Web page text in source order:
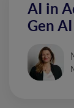
AI in
Gen AI